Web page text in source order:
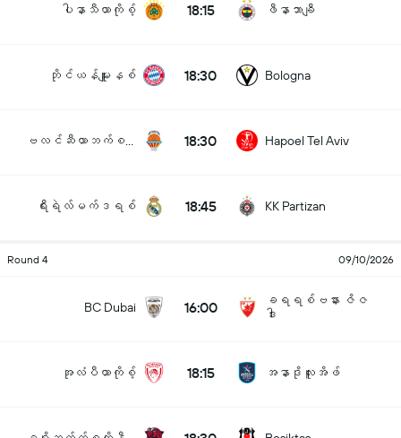
ပါနာသီယာကိုစ့် 18:15 ဖီနာဘာချီ
ဘိုင်ယန်မျူးနစ် 18:30 Bologna
18:30 Hapoel Tel Aviv
ရီးရဲလ်မက်ဒရစ် 18:45 KK Partizan
Round 4 09/10/2026
BC Dubai 16:00
ခရရစ်ဗနား ဇိဇ
ဒါး
အုလံပီယာကိုစ့် 18:15 အနာဒိုလူးအိဖ်